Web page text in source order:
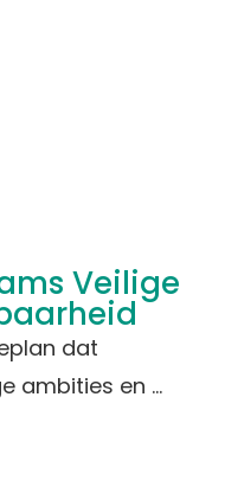
Veilige
dat
ambities en ...